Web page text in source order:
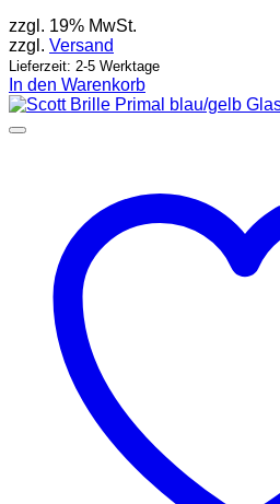
zzgl. 19% MwSt.
zzgl. Versand
Lieferzeit: 2-5 Werktage
In den Warenkorb